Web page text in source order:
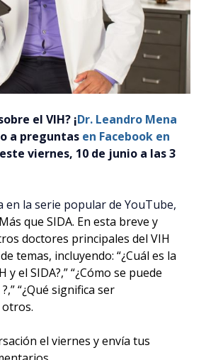
el VIH? ¡Dr. Leandro Mena
a preguntas en Facebook en
este viernes, 10 de junio a las 3
en la serie popular de YouTube,
que SIDA. En esta breve y
doctores principales del VIH
temas, incluyendo: “¿Cuál es la
el SIDA?,” “¿Cómo se puede
“¿Qué significa ser
otros.
el viernes y envía tus